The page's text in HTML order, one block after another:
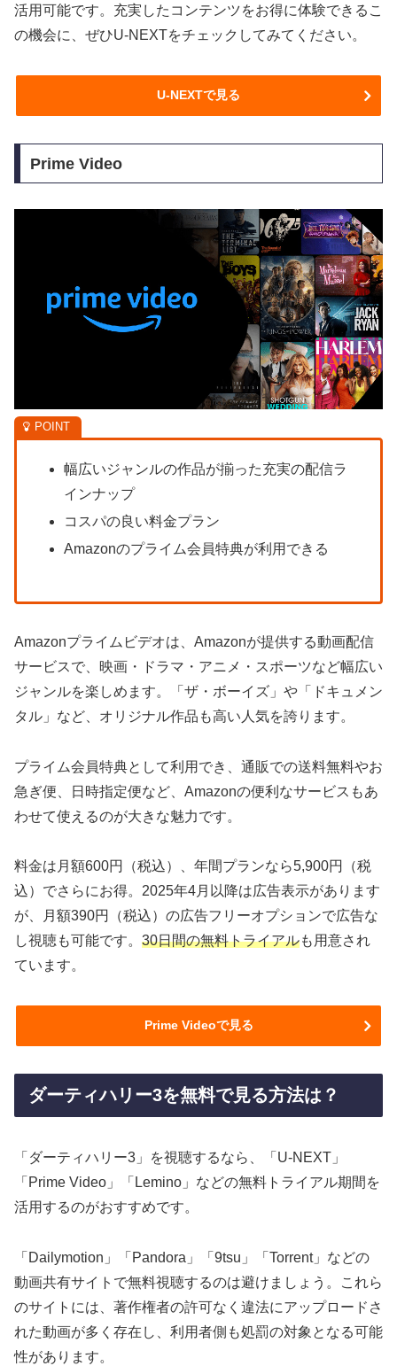
活用可能です。充実したコンテンツをお得に体験できるこ
の機会に、ぜひU-NEXTをチェックしてみてください。
U-NEXTで見る
Prime Video
幅広いジャンルの作品が揃った充実の配信ラ
インナップ
コスパの良い料金プラン
Amazonのプライム会員特典が利用できる
Amazonプライムビデオは、Amazonが提供する動画配信
サービスで、映画・ドラマ・アニメ・スポーツなど幅広い
ジャンルを楽しめます。「ザ・ボーイズ」や「ドキュメン
タル」など、オリジナル作品も高い人気を誇ります。
プライム会員特典として利用でき、通販での送料無料やお
急ぎ便、日時指定便など、Amazonの便利なサービスもあ
わせて使えるのが大きな魅力です。
料金は月額600円（税込）、年間プランなら5,900円（税
込）でさらにお得。2025年4月以降は広告表示があります
が、月額390円（税込）の広告フリーオプションで広告な
し視聴も可能です。 30日間の無料トライアルも用意され
ています。
Prime Videoで見る
ダーティハリー3を無料で見る方法は？
「ダーティハリー3」を視聴するなら、「U-NEXT」
「Prime Video」「Lemino」などの無料トライアル期間を
活用するのがおすすめです。
「Dailymotion」「Pandora」「9tsu」「Torrent」などの
動画共有サイトで無料視聴するのは避けましょう。これら
のサイトには、著作権者の許可なく違法にアップロードさ
れた動画が多く存在し、利用者側も処罰の対象となる可能
性があります。